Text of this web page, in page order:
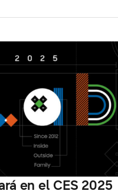
en el CES 2025